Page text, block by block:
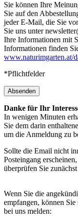
Sie können Ihre
Sie auf den
jeder E-Mail, die Sie
Sie uns unter
Ihre Informationen mit
Informationen finden
www.naturimgarten.at/
*Pflichtfelder
Absenden
Danke für Ihr
In wenigen Minuten
Sie dem darin
um die Anmeldung zu
Sollte die Email nicht
Posteingang erscheinen,
überprüfen Sie
Wenn Sie die
empfangen, können Sie
bei uns melden: